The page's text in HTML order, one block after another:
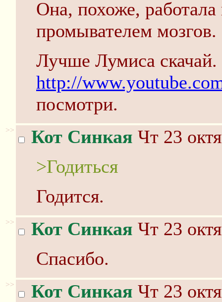
Она, похоже, работала
промывателем мозгов.
Лучше Лумиса
http://
посмотри.
>> Кот Синкая Чт 23
>Годиться
Годится.
>> Кот Синкая Чт 23
Спасибо.
>> Кот Синкая Чт 23